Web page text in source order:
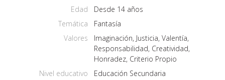
Edad
Desde 14 años
Temática
Fantasía
Valores
Imaginación, Justicia, Valentía,
Responsabilidad, Creatividad,
Honradez, Criterio Propio
Nivel educativo
Educación Secundaria